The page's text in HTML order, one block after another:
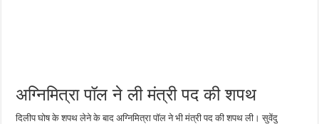
अग्निमित्रा पॉल ने ली मंत्री पद की शपथ
दिलीप घोष के शपथ लेने के बाद अग्निमित्रा पॉल ने भी मंत्री पद की शपथ ली। सुवेंदु